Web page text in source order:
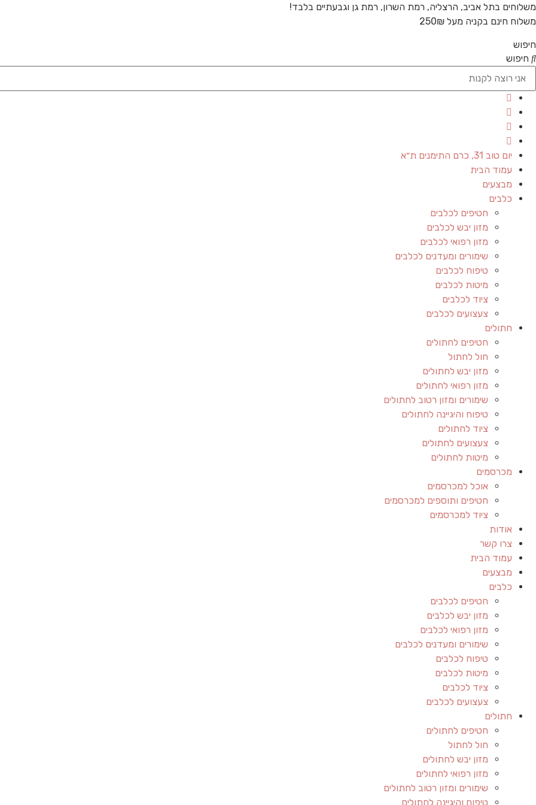
משלוחים בתל אביב, הרצליה, רמת השרון, רמת גן וגבעתיים בלבד!
משלוח חינם בקניה מעל 250₪
חיפוש
חיפוש
יום טוב 31, כרם התימנים ת״א
עמוד הבית
מבצעים
כלבים
חטיפים לכלבים
מזון יבש לכלבים
מזון רפואי לכלבים
שימורים ומעדנים לכלבים
טיפוח לכלבים
מיטות לכלבים
ציוד לכלבים
צעצועים לכלבים
חתולים
חטיפים לחתולים
חול לחתול
מזון יבש לחתולים
מזון רפואי לחתולים
שימורים ומזון רטוב לחתולים
טיפוח והיגיינה לחתולים
ציוד לחתולים
צעצועים לחתולים
מיטות לחתולים
מכרסמים
אוכל למכרסמים
חטיפים ותוספים למכרסמים
ציוד למכרסמים
אודות
צרו קשר
עמוד הבית
מבצעים
כלבים
חטיפים לכלבים
מזון יבש לכלבים
מזון רפואי לכלבים
שימורים ומעדנים לכלבים
טיפוח לכלבים
מיטות לכלבים
ציוד לכלבים
צעצועים לכלבים
חתולים
חטיפים לחתולים
חול לחתול
מזון יבש לחתולים
מזון רפואי לחתולים
שימורים ומזון רטוב לחתולים
טיפוח והיגיינה לחתולים